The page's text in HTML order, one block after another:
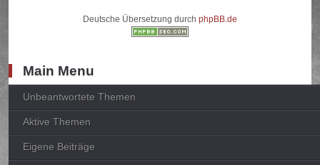
Deutsche Übersetzung durch phpBB.de
Main Menu
Unbeantwortete Themen
Aktive Themen
Eigene Beiträge